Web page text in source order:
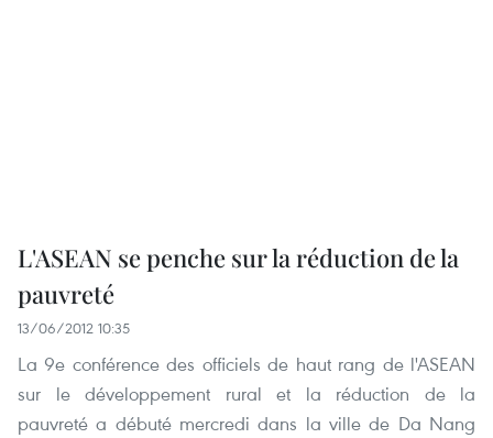
L'ASEAN se penche sur la réduction de la
pauvreté
13/06/2012 10:35
La 9e conférence des officiels de haut rang de l'ASEAN
sur le développement rural et la réduction de la
pauvreté a débuté mercredi dans la ville de Da Nang